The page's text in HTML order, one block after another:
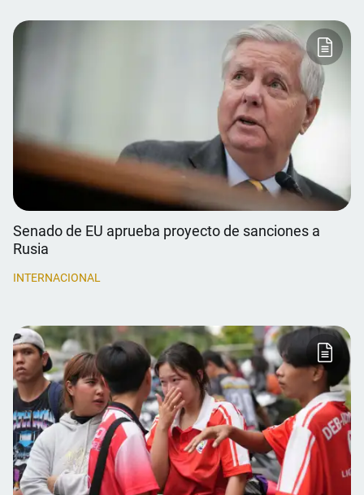
Senado de EU aprueba proyecto de sanciones a
Rusia
INTERNACIONAL